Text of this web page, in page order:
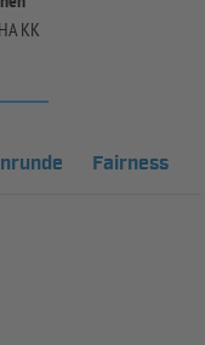
KK
Fairness